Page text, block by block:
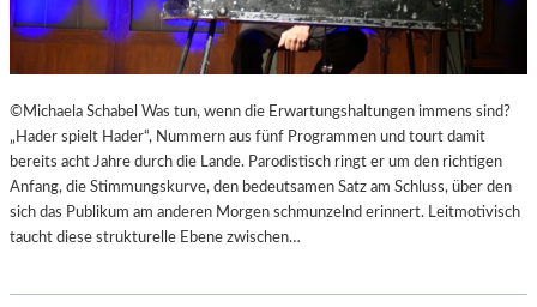
©Michaela Schabel Was tun, wenn die Erwartungshaltungen immens sind?
„Hader spielt Hader“, Nummern aus fünf Programmen und tourt damit
bereits acht Jahre durch die Lande. Parodistisch ringt er um den richtigen
Anfang, die Stimmungskurve, den bedeutsamen Satz am Schluss, über den
sich das Publikum am anderen Morgen schmunzelnd erinnert. Leitmotivisch
taucht diese strukturelle Ebene zwischen…